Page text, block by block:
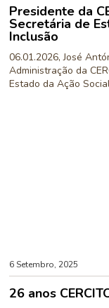
Presidente da
Secretária de
Inclusão
06.01.2026, José
Administração da
Estado da Ação
6 Setembro, 2025
26 anos